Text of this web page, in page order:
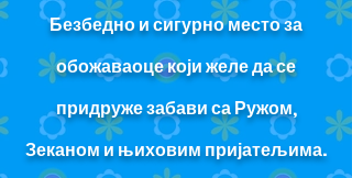
Безбедно и сигурно место за
обожаваоце који желе да се
придруже забави са Ружом,
Зеканом и њиховим пријатељима.